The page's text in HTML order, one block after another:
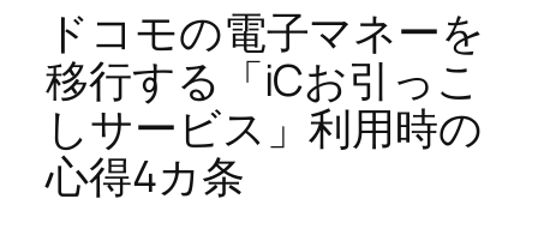
ドコモの電子マネーを
移行する「iCお引っこ
しサービス」利用時の
心得4カ条